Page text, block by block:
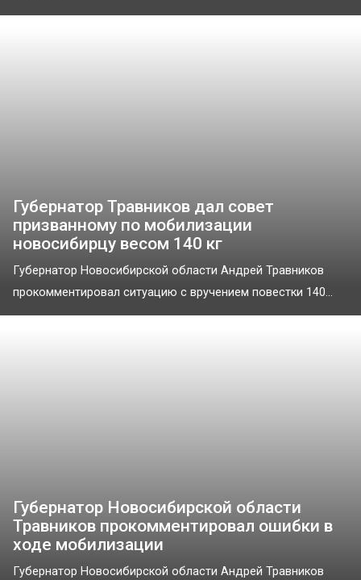
Губернатор Травников дал совет
призванному по мобилизации
новосибирцу весом 140 кг
Губернатор Новосибирской области Андрей Травников
прокомментировал ситуацию с вручением повестки 140...
Губернатор Новосибирской области
Травников прокомментировал ошибки в
ходе мобилизации
Губернатор Новосибирской области Андрей Травников